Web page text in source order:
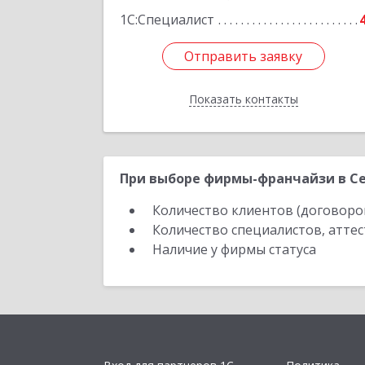
1С:Специалист
Отправить заявку
Показать контакты
Отправить заявку
Назад
При выборе фирмы-франчайзи в
Количество клиентов
Количество специалистов,
Наличие у фирмы статуса